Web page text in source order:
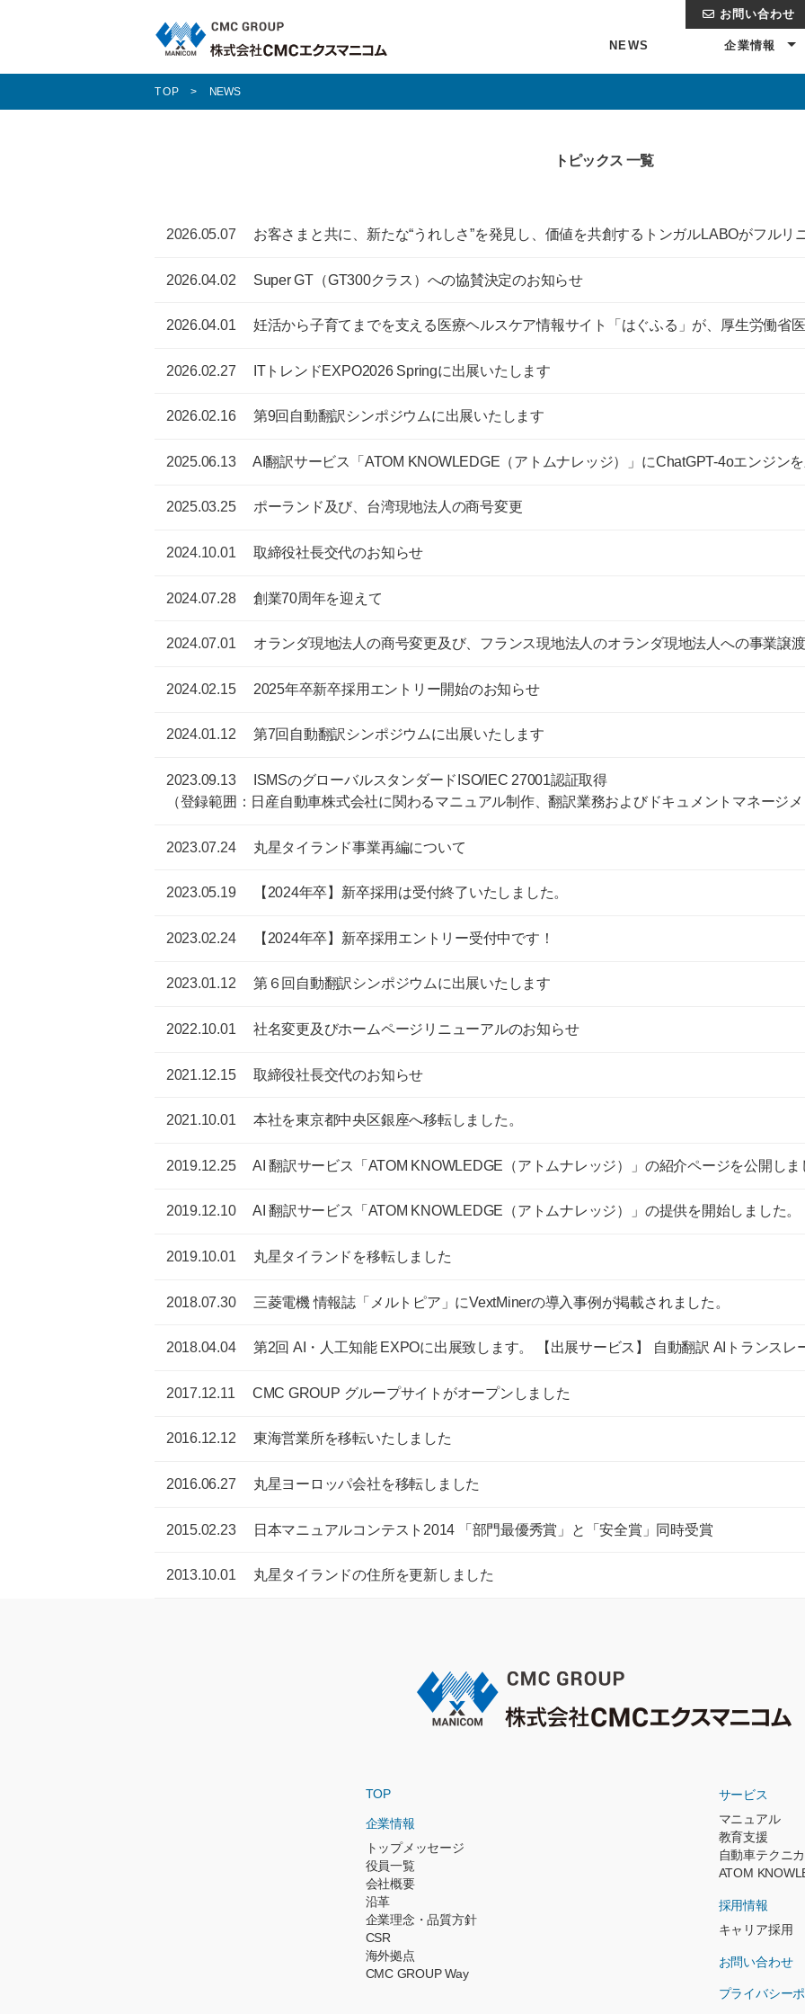
お問い合わせ
NEWS 企業情報
TOP NEWS
トピックス 一覧
2026.05.07 お客さまと共に、新たな“うれしさ”を発見し、価値を共創するトンガルLABOがフルリ
2026.04.02 Super GT（GT300クラス）への協賛決定のお知らせ
2026.04.01 妊活から子育てまでを支える医療ヘルスケア情報サイト「はぐふる」が、厚生労働省
2026.02.27 ITトレンドEXPO2026 Springに出展いたします
2026.02.16 第9回自動翻訳シンポジウムに出展いたします
2025.06.13 AI翻訳サービス「ATOM KNOWLEDGE（アトムナレッジ）」にChatGPT-4oエンジン
2025.03.25 ポーランド及び、台湾現地法人の商号変更
2024.10.01 取締役社長交代のお知らせ
2024.07.28 創業70周年を迎えて
2024.07.01 オランダ現地法人の商号変更及び、フランス現地法人のオランダ現地法人への事業譲渡
2024.02.15 2025年卒新卒採用エントリー開始のお知らせ
2024.01.12 第7回自動翻訳シンポジウムに出展いたします
2023.09.13
ISMSのグローバルスタンダードISO/IEC 27001認証取得
（登録範囲：日産自動車株式会社に関わるマニュアル制作、翻訳業務およびドキュメントマネージ
2023.07.24 丸星タイランド事業再編について
2023.05.19 【2024年卒】新卒採用は受付終了いたしました。
2023.02.24 【2024年卒】新卒採用エントリー受付中です！
2023.01.12 第６回自動翻訳シンポジウムに出展いたします
2022.10.01 社名変更及びホームページリニューアルのお知らせ
2021.12.15 取締役社長交代のお知らせ
2021.10.01 本社を東京都中央区銀座へ移転しました。
2019.12.25 AI 翻訳サービス「ATOM KNOWLEDGE（アトムナレッジ）」の紹介ページを公開しま
2019.12.10 AI 翻訳サービス「ATOM KNOWLEDGE（アトムナレッジ）」の提供を開始しました。
2019.10.01 丸星タイランドを移転しました
2018.07.30 三菱電機 情報誌「メルトピア」にVextMinerの導入事例が掲載されました。
2018.04.04 第2回 AI・人工知能 EXPOに出展致します。 【出展サービス】 自動翻訳 AIトランス
2017.12.11 CMC GROUP グループサイトがオープンしました
2016.12.12 東海営業所を移転いたしました
2016.06.27 丸星ヨーロッパ会社を移転しました
2015.02.23 日本マニュアルコンテスト2014 「部門最優秀賞」と「安全賞」同時受賞
2013.10.01 丸星タイランドの住所を更新しました
TOP
企業情報
トップメッセージ
役員一覧
会社概要
沿革
企業理念・品質方針
CSR
海外拠点
CMC GROUP Way
サービス
マニュアル
教育支援
自動車テクニ
ATOM
採用情報
キャリア採用
お問い合わせ
プライバシー